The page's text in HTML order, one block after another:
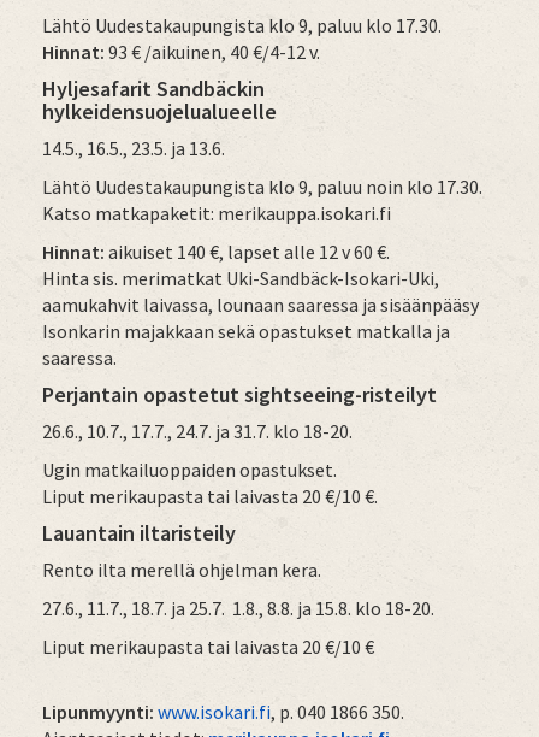
Lähtö Uudestakaupungista klo 9, paluu klo 17.30.
Hinnat: 93 € /aikuinen, 40 €/4-12 v.
Hyljesafarit Sandbäckin
hylkeidensuojelualueelle
14.5., 16.5., 23.5. ja 13.6.
Lähtö Uudestakaupungista klo 9, paluu noin klo 17.30.
Katso matkapaketit: merikauppa.isokari.fi
Hinnat: aikuiset 140 €, lapset alle 12 v 60 €.
Hinta sis. merimatkat Uki-Sandbäck-Isokari-Uki,
aamukahvit laivassa, lounaan saaressa ja sisäänpääsy
Isonkarin majakkaan sekä opastukset matkalla ja
saaressa.
Perjantain opastetut sightseeing-risteilyt
26.6., 10.7., 17.7., 24.7. ja 31.7. klo 18-20.
Ugin matkailuoppaiden opastukset.
Liput merikaupasta tai laivasta 20 €/10 €.
Lauantain iltaristeily
Rento ilta merellä ohjelman kera.
27.6., 11.7., 18.7. ja 25.7. 1.8., 8.8. ja 15.8. klo 18-20.
Liput merikaupasta tai laivasta 20 €/10 €
Lipunmyynti: www.isokari.fi, p. 040 1866 350.